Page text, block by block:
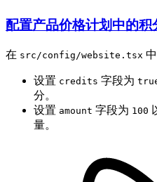
配置产品价格计划中的积
在 src/config/website.tsx
设置 credits 字段为
分。
设置 amount 字段为 100
量。